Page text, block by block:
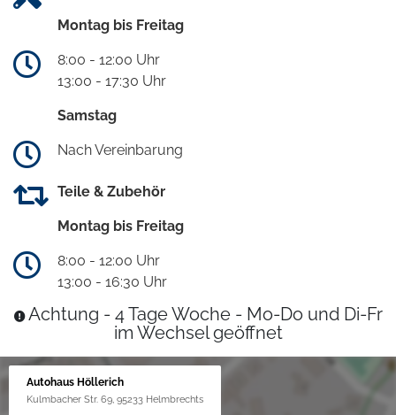
Montag bis Freitag
8:00 - 12:00 Uhr
13:00 - 17:30 Uhr
Samstag
Nach Vereinbarung
Teile & Zubehör
Montag bis Freitag
8:00 - 12:00 Uhr
13:00 - 16:30 Uhr
Achtung - 4 Tage Woche - Mo-Do und Di-Fr
im Wechsel geöffnet
Autohaus Höllerich
Kulmbacher Str. 69, 95233 Helmbrechts